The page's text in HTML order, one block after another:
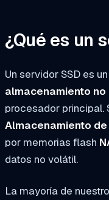
¿Qué es un
Un servidor SSD es un
almacenamiento no
procesador principal.
Almacenamiento
por memorias flash
datos no volátil.
La mayoría de